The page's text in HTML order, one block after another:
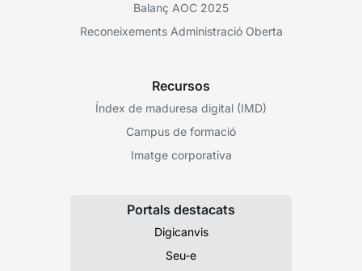
Balanç AOC 2025
Reconeixements Administració Oberta
Recursos
Índex de maduresa digital (IMD)
Campus de formació
Imatge corporativa
Portals destacats
Digicanvis
Seu-e